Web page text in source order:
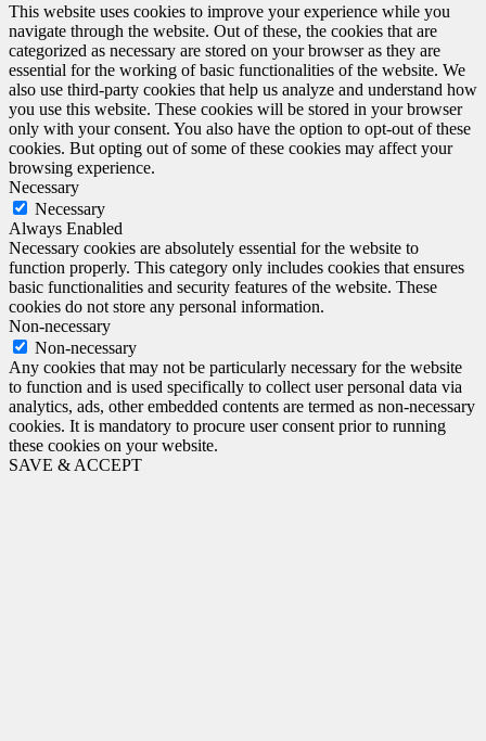
This website uses cookies to improve your experience while you
navigate through the website. Out of these, the cookies that are
categorized as necessary are stored on your browser as they are
essential for the working of basic functionalities of the website. We
also use third-party cookies that help us analyze and understand how
you use this website. These cookies will be stored in your browser
only with your consent. You also have the option to opt-out of these
cookies. But opting out of some of these cookies may affect your
browsing experience.
Necessary
Necessary
Always Enabled
Necessary cookies are absolutely essential for the website to
function properly. This category only includes cookies that ensures
basic functionalities and security features of the website. These
cookies do not store any personal information.
Non-necessary
Non-necessary
Any cookies that may not be particularly necessary for the website
to function and is used specifically to collect user personal data via
analytics, ads, other embedded contents are termed as non-necessary
cookies. It is mandatory to procure user consent prior to running
these cookies on your website.
SAVE & ACCEPT